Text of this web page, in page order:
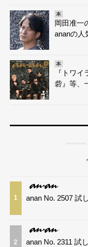
本
岡田准一
ananの人
本
『トワ
砦』等、
1 anan No. 2507 試
2 anan No. 2311 試